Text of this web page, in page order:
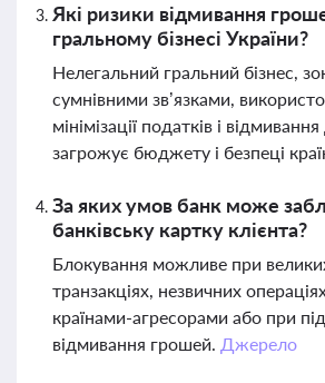
Які ризики відмивання
гральному бізнесі України?
Нелегальний гральний бізнес,
сумнівними зв’язками,
мінімізації податків і
загрожує бюджету і безпеці
За яких умов банк може
банківську картку клієнта?
Блокування можливе при
транзакціях, незвичних
країнами-агресорами або при
відмивання грошей. Джерело